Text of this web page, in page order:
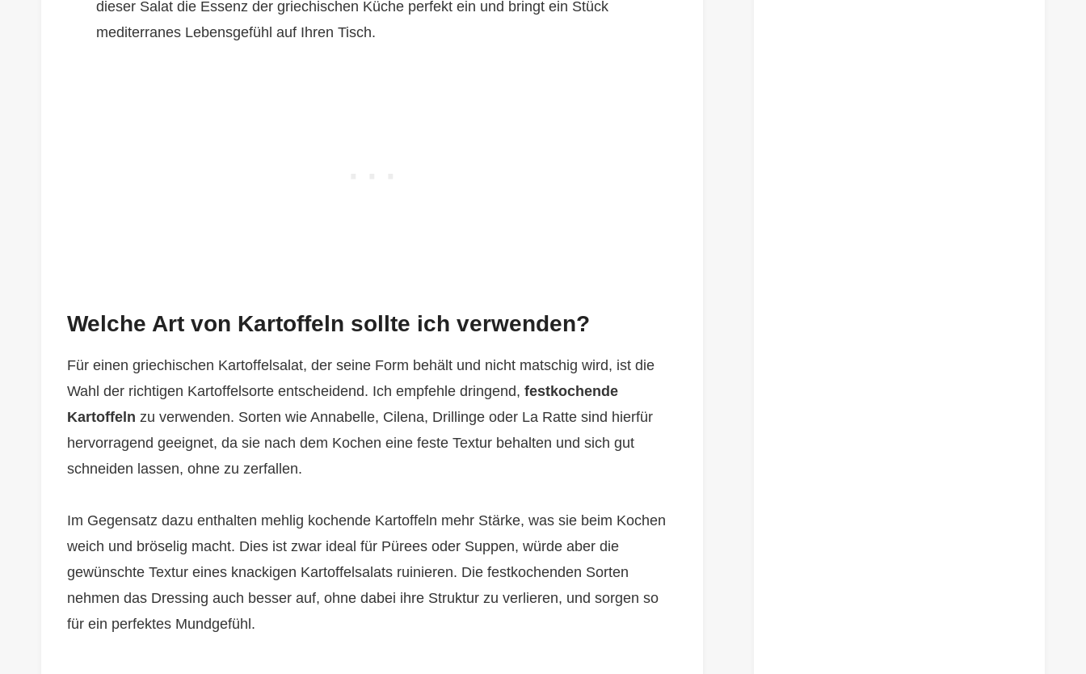
dieser Salat die Essenz der griechischen Küche perfekt ein und bringt ein Stück
mediterranes Lebensgefühl auf Ihren Tisch.
Welche Art von Kartoffeln sollte ich verwenden?
Für einen griechischen Kartoffelsalat, der seine Form behält und nicht matschig wird, ist die
Wahl der richtigen Kartoffelsorte entscheidend. Ich empfehle dringend, festkochende
Kartoffeln zu verwenden. Sorten wie Annabelle, Cilena, Drillinge oder La Ratte sind hierfür
hervorragend geeignet, da sie nach dem Kochen eine feste Textur behalten und sich gut
schneiden lassen, ohne zu zerfallen.
Im Gegensatz dazu enthalten mehlig kochende Kartoffeln mehr Stärke, was sie beim Kochen
weich und bröselig macht. Dies ist zwar ideal für Pürees oder Suppen, würde aber die
gewünschte Textur eines knackigen Kartoffelsalats ruinieren. Die festkochenden Sorten
nehmen das Dressing auch besser auf, ohne dabei ihre Struktur zu verlieren, und sorgen so
für ein perfektes Mundgefühl.